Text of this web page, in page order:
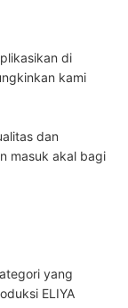
di
kami
dan
masuk akal bagi
yang
ELIYA